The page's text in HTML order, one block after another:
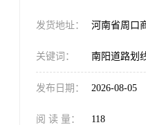
发货地址： 河南省周口
关键词： 南阳道路划
发布日期： 2026-08-05
阅 读 量： 118